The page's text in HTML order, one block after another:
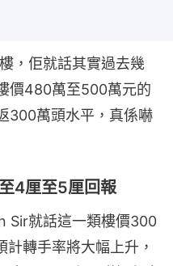
，佢就話其實過去幾
價480萬至500萬元的
300萬頭水平，真係嚇
4厘至5厘回報
Sir就話這一類樓價300
轉手率將大幅上升，